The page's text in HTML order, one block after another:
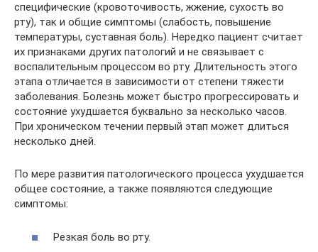
специфические (кровоточивость, жжение, сухость во
рту), так и общие симптомы (слабость, повышение
температуры, суставная боль). Нередко пациент считает
их признаками других патологий и не связывает с
воспалительным процессом во рту. Длительность этого
этапа отличается в зависимости от степени тяжести
заболевания. Болезнь может быстро прогрессировать и
состояние ухудшается буквально за несколько часов.
При хроническом течении первый этап может длиться
несколько дней.
По мере развития патологического процесса ухудшается
общее состояние, а также появляются следующие
симптомы:
Резкая боль во рту.